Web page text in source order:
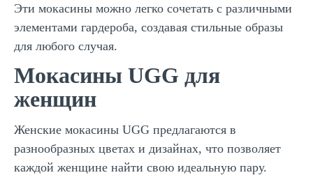
Эти мокасины можно легко сочетать с различными
элементами гардероба, создавая стильные образы
для любого случая.
Мокасины UGG для
женщин
Женские мокасины UGG предлагаются в
разнообразных цветах и дизайнах, что позволяет
каждой женщине найти свою идеальную пару.